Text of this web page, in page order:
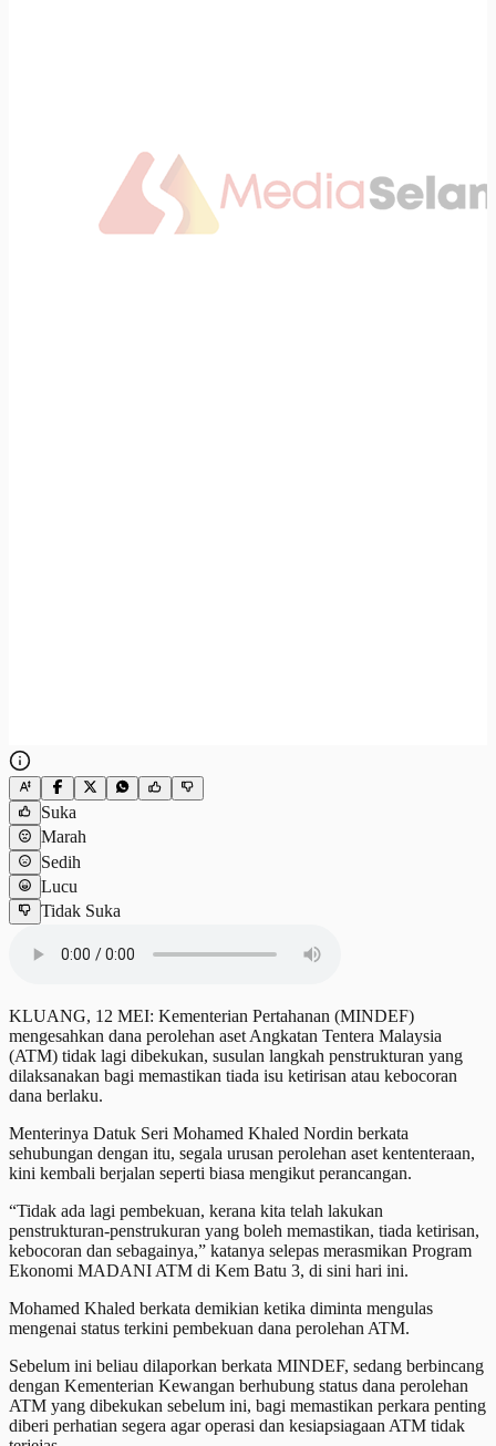
Suka
Marah
Sedih
Lucu
Tidak Suka
KLUANG, 12 MEI: Kementerian Pertahanan (MINDEF)
mengesahkan dana perolehan aset Angkatan Tentera Malaysia
(ATM) tidak lagi dibekukan, susulan langkah penstrukturan yang
dilaksanakan bagi memastikan tiada isu ketirisan atau kebocoran
dana berlaku.
Menterinya Datuk Seri Mohamed Khaled Nordin berkata
sehubungan dengan itu, segala urusan perolehan aset kententeraan,
kini kembali berjalan seperti biasa mengikut perancangan.
“Tidak ada lagi pembekuan, kerana kita telah lakukan
penstrukturan-penstrukuran yang boleh memastikan, tiada ketirisan,
kebocoran dan sebagainya,” katanya selepas merasmikan Program
Ekonomi MADANI ATM di Kem Batu 3, di sini hari ini.
Mohamed Khaled berkata demikian ketika diminta mengulas
mengenai status terkini pembekuan dana perolehan ATM.
Sebelum ini beliau dilaporkan berkata MINDEF, sedang berbincang
dengan Kementerian Kewangan berhubung status dana perolehan
ATM yang dibekukan sebelum ini, bagi memastikan perkara penting
diberi perhatian segera agar operasi dan kesiapsiagaan ATM tidak